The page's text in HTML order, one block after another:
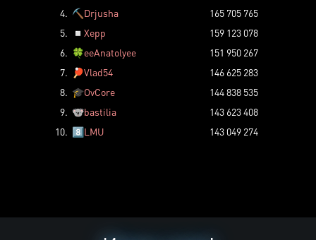
4. ⛏️ Drjusha
165 705 765
5.
◽ Xepp
159 123 078
6. 🍀eeAnatolyee
151 950 267
7.
🏓Vlad54
146 625 283
8. 🎓OvCore
144 838 535
9. 🐨bastilia
143 623 408
10. 8️⃣LMU 143 049 274